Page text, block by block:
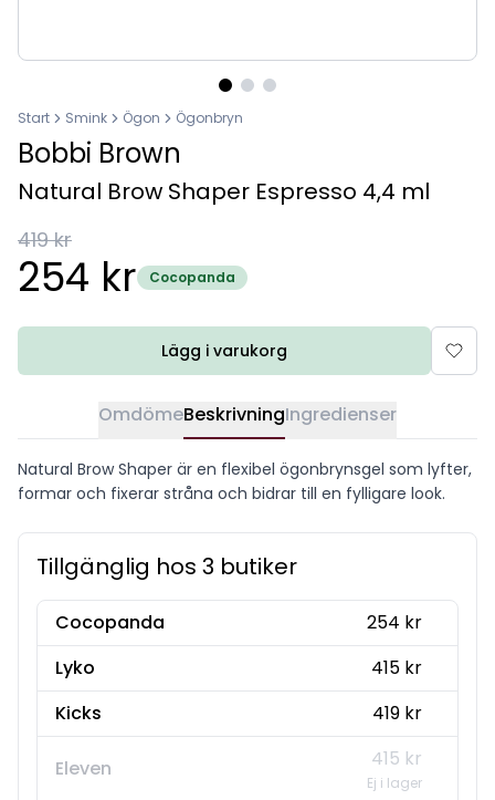
Start Smink Ögon Ögonbryn
Bobbi Brown
Natural Brow Shaper Espresso 4,4 ml
419 kr
254 kr Cocopanda
Lägg i varukorg
OmdömeBeskrivningIngredienser
Natural Brow Shaper är en flexibel ögonbrynsgel som lyfter,
formar och fixerar stråna och bidrar till en fylligare look.
Tillgänglig hos 3 butiker
Cocopanda
254 kr
Lyko
415 kr
Kicks
419 kr
Eleven 415 kr
Ej i lager